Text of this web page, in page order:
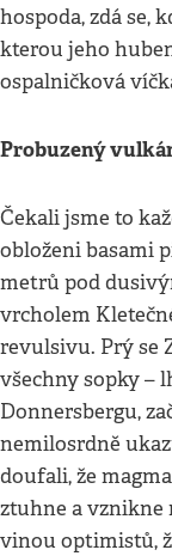
hospoda, zdá se,
kterou jeho
ospalničková
Probuzený
Čekali jsme to
obloženi basami
metrů pod
vrcholem
revulsivu. Prý se
všechny sopky –
Donnersbergu,
nemilosrdně
doufali, že
ztuhne a vznikne
vinou optimistů,